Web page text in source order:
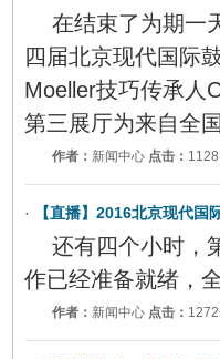
在结束了为期一
四届北京现代国际
Moeller技巧传承人
第三展厅为来自全
作者： 新闻中心 点击：
· 【直播】2016北京现代
还有四个小时，
作已经准备就绪，
作者： 新闻中心 点击：